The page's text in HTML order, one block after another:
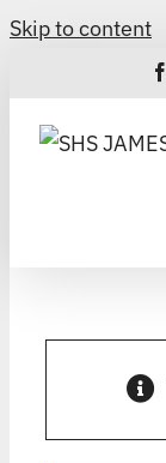
Skip to content